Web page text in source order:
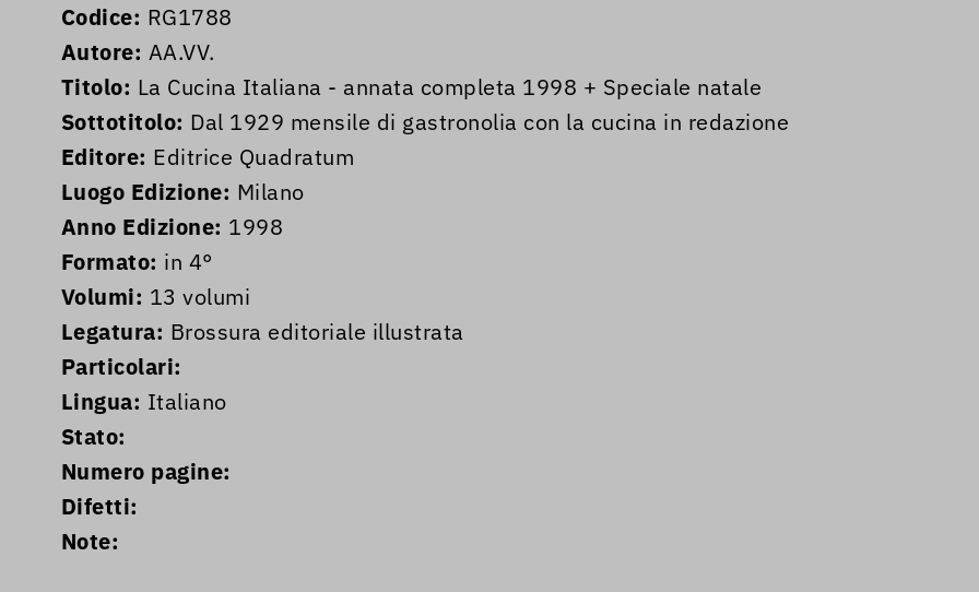
Codice: RG1788
Autore: AA.VV.
Titolo: La Cucina Italiana - annata completa 1998 + Speciale natale
Sottotitolo: Dal 1929 mensile di gastronolia con la cucina in redazione
Editore: Editrice Quadratum
Luogo Edizione: Milano
Anno Edizione: 1998
Formato: in 4°
Volumi: 13 volumi
Legatura: Brossura editoriale illustrata
Particolari:
Lingua: Italiano
Stato:
Numero pagine:
Difetti:
Note: